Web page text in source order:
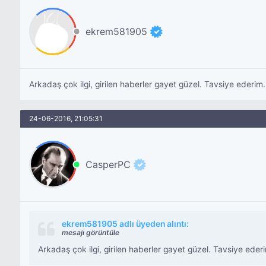
ekrem581905
Arkadaş çok ilgi, girilen haberler gayet güzel. Tavsiye ederim.
24-06-2016, 21:05:31
CasperPC
ekrem581905 adlı üyeden alıntı:
mesajı görüntüle
Arkadaş çok ilgi, girilen haberler gayet güzel. Tavsiye